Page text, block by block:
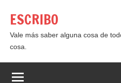
contenido
ESCRIBO
Vale más saber alguna cosa de
cosa.